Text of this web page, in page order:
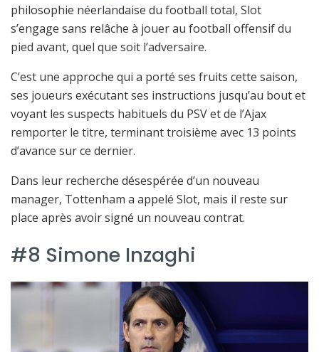
philosophie néerlandaise du football total, Slot
s’engage sans relâche à jouer au football offensif du
pied avant, quel que soit l’adversaire.
C’est une approche qui a porté ses fruits cette saison,
ses joueurs exécutant ses instructions jusqu’au bout et
voyant les suspects habituels du PSV et de l’Ajax
remporter le titre, terminant troisième avec 13 points
d’avance sur ce dernier.
Dans leur recherche désespérée d’un nouveau
manager, Tottenham a appelé Slot, mais il reste sur
place après avoir signé un nouveau contrat.
#8 Simone Inzaghi